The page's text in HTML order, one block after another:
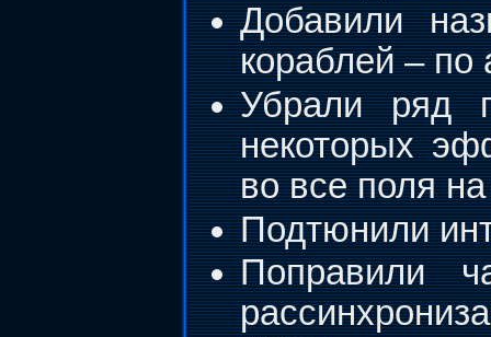
Добавили
кораблей –
Убрали ряд
некоторых
во все поля
Подтюнили
Поправили